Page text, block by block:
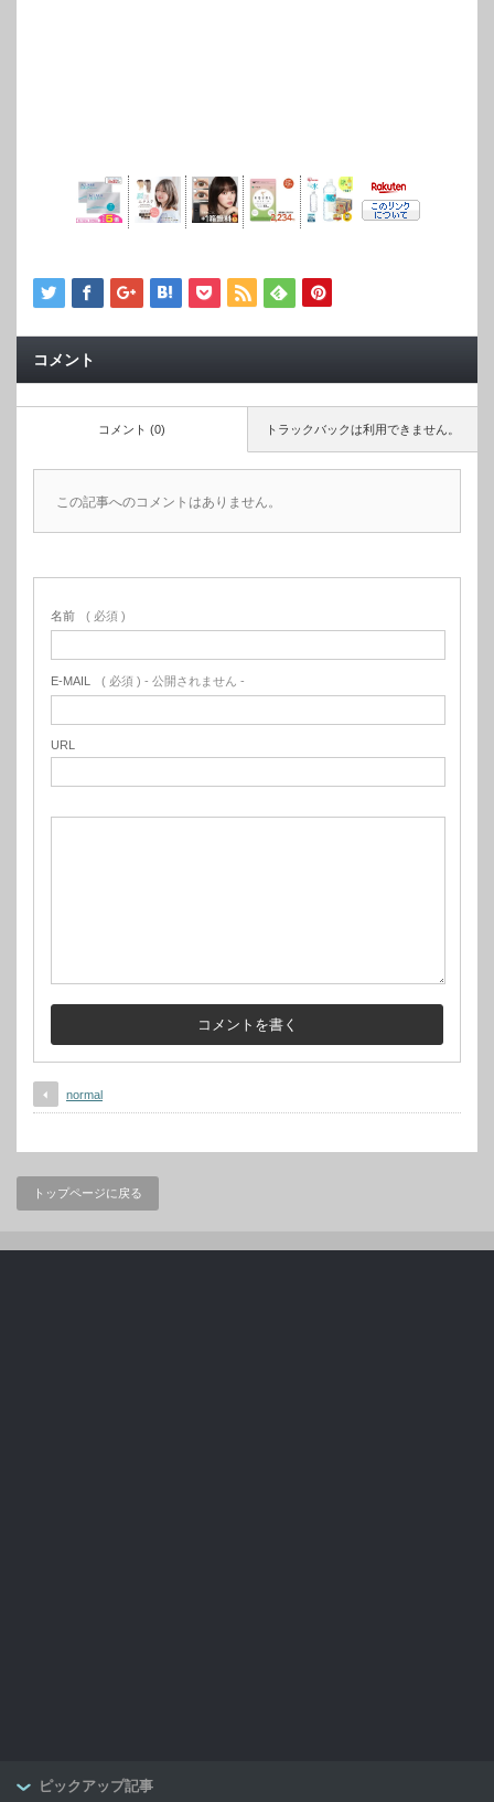
コメント
トラックバックは利用できません。
コメント (0)
この記事へのコメントはありません。
名前 ( 必須 )
E-MAIL ( 必須 ) - 公開されません -
URL
normal
トップページに戻る
ピックアップ記事